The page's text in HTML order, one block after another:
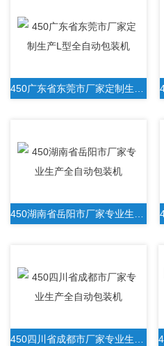
450广东省东莞市厂家定制生产L型全自动包装机
450湖南省岳阳市厂家专业生产全自动包装机
450四川省成都市厂家专业生产全自动包装机